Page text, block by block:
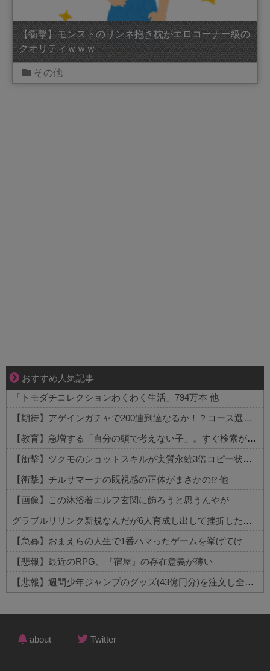
【衝撃】モンストのリンネ抱き枕がエロコーナー級の
クオリティｗｗｗ
その他
おすすめ人気記事
【マンガ】海外病院トラブルファイル
「トモダチコレクションわくわく生活」794万本 他
【期待】アゲインガチャで200連到達なるか！？コース選びの行方 他
【教育】急増する「自分の頭で考えない子」。すぐ検索が当たり前に…スマホ時代の“親切すぎる教育”が奪った力 他
【衝撃】ツクモのショットスキルが実質永続3倍コピー状態に 他
【衝撃】チルサマーナの既視感の正体がまさかの⁉️ 他
【画像】この沐浴着エルフ玄関に飾ろうと思うんやが
グラブルリリンク新規なんだが6人育成し出して挫折した、これ全キャラ育成するのにどんだけかかるの？
【急募】おまえらの人生で1番ハマったゲームを挙げてけ
【悲報】最近のRPG、『宿屋』の存在意義が薄い
【悲報】週間少年ジャンプのグッズ(43億円分)を注文し全てキャンセルした女逮捕ｗｗｗｗｗｗｗｗ
about Twitter